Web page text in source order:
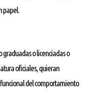
papel.
graduadas o licenciadas o
oficiales, quieran
del comportamiento